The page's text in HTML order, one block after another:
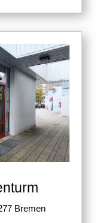
Bremen